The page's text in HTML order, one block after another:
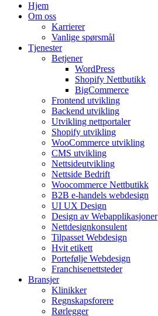
Hjem
Om oss
Karrierer
Vanlige spørsmål
Tjenester
Betjener
WordPress
Shopify Nettbutikk
BigCommerce
Frontend utvikling
Backend utvikling
Utvikling nettportaler
Shopify utvikling
WooCommerce utvikling
CMS utvikling
Nettsideutvikling
Nettside Bedrift
Woocommerce Nettbutikk
B2B e-handels webdesign
UI UX Design
Design av Webapplikasjoner
Nettdesignkonsulent
Tilpasset Webdesign
Hvit etikett
Portefølje Webdesign
Franchisenettsteder
Bransjer
Klinikker
Regnskapsforere
Rørlegger